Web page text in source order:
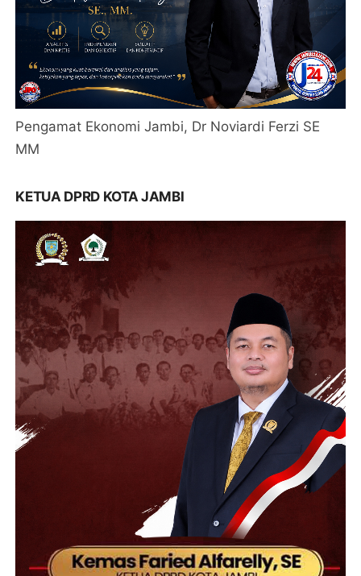
Pengamat Ekonomi Jambi, Dr Noviardi Ferzi SE
MM
KETUA DPRD KOTA JAMBI